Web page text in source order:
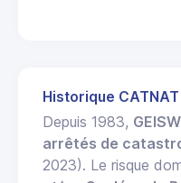
Historique
Depuis 1983,
arrêtés de
2023). Le risque